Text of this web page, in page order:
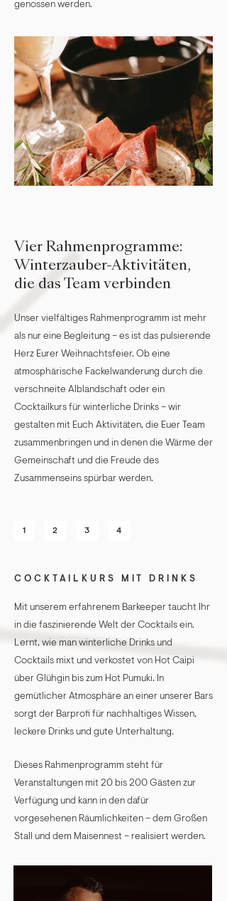
genossen werden.
Vier Rahmenprogramme:
Winterzauber-Aktivitäten,
die das Team verbinden
Unser vielfältiges Rahmenprogramm ist mehr
als nur eine Begleitung – es ist das pulsierende
Herz Eurer Weihnachtsfeier. Ob eine
atmosphärische Fackelwanderung durch die
verschneite Alblandschaft oder ein
Cocktailkurs für winterliche Drinks – wir
gestalten mit Euch Aktivitäten, die Euer Team
zusammenbringen und in denen die Wärme der
Gemeinschaft und die Freude des
Zusammenseins spürbar werden.
1 2 3 4
COCKTAILKURS MIT DRINKS
Mit unserem erfahrenem Barkeeper taucht Ihr
in die faszinierende Welt der Cocktails ein.
Lernt, wie man winterliche Drinks und
Cocktails mixt und verkostet von Hot Caipi
über Glühgin bis zum Hot Pumuki. In
gemütlicher Atmosphäre an einer unserer Bars
sorgt der Barprofi für nachhaltiges Wissen,
leckere Drinks und gute Unterhaltung.
Dieses Rahmenprogramm steht für
Veranstaltungen mit 20 bis 200 Gästen zur
Verfügung und kann in den dafür
vorgesehenen Räumlichkeiten – dem Großen
Stall und dem Maisennest – realisiert werden.